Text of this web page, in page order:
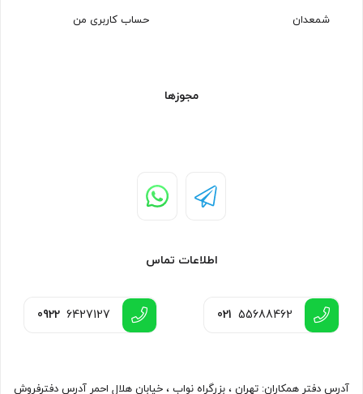
شمعدان
حساب کاربری من
مجوزها
اطلاعات تماس
021 55688462
0922 6427127
آدرس دفتر همکاران: تهران ، بزرگراه نواب ، خیابان هلال احمر آدرس دفترفروش